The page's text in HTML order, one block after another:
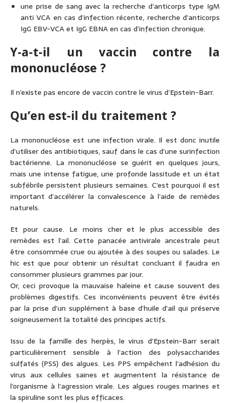
une prise de sang avec la recherche d’anticorps type IgM
anti VCA en cas d’infection récente, recherche d’anticorps
IgG EBV-VCA et IgG EBNA en cas d’infection chronique.
Y-a-t-il un vaccin contre la
mononucléose ?
Il n’existe pas encore de vaccin contre le virus d’Epstein-Barr.
Qu’en est-il du traitement ?
La mononucléose est une infection virale. Il est donc inutile
d’utiliser des antibiotiques, sauf dans le cas d’une surinfection
bactérienne. La mononucléose se guérit en quelques jours,
mais une intense fatigue, une profonde lassitude et un état
subfébrile persistent plusieurs semaines. C’est pourquoi il est
important d’accélérer la convalescence à l’aide de remèdes
naturels.
Et pour cause. Le moins cher et le plus accessible des
remèdes est l’ail. Cette panacée antivirale ancestrale peut
être consommée crue ou ajoutée à des soupes ou salades. Le
hic est que pour obtenir un résultat concluant il faudra en
consommer plusieurs grammes par jour.
Or, ceci provoque la mauvaise haleine et cause souvent des
problèmes digestifs. Ces inconvénients peuvent être évités
par la prise d’un supplément à base d’huile d’ail qui préserve
soigneusement la totalité des principes actifs.
Issu de la famille des herpès, le virus d’Epstein-Barr serait
particulièrement sensible à l’action des polysaccharides
sulfatés (PSS) des algues. Les PPS empêchent l’adhésion du
virus aux cellules saines et augmentent la résistance de
l’organisme à l’agression virale. Les algues rouges marines et
la spiruline sont les plus efficaces.